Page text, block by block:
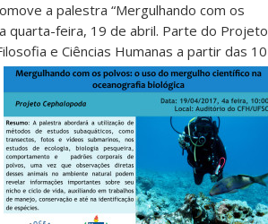
a palestra “Mergulhando com os
quarta-feira, 19 de abril. Parte do Projeto
e Ciências Humanas a partir das 10